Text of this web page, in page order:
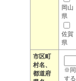
岡山
県
佐賀
県
市区町
村名、
都道府
※同
す